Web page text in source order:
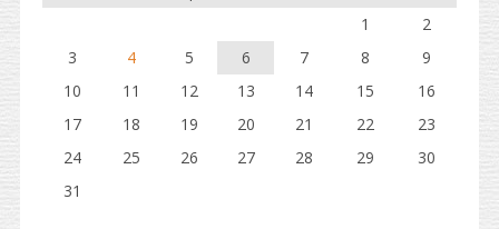
1
2
3
4 5 6 7 8
9
10
11 12 13 14 15
16
17
18 19 20 21 22
23
24
25 26 27 28 29
30
31